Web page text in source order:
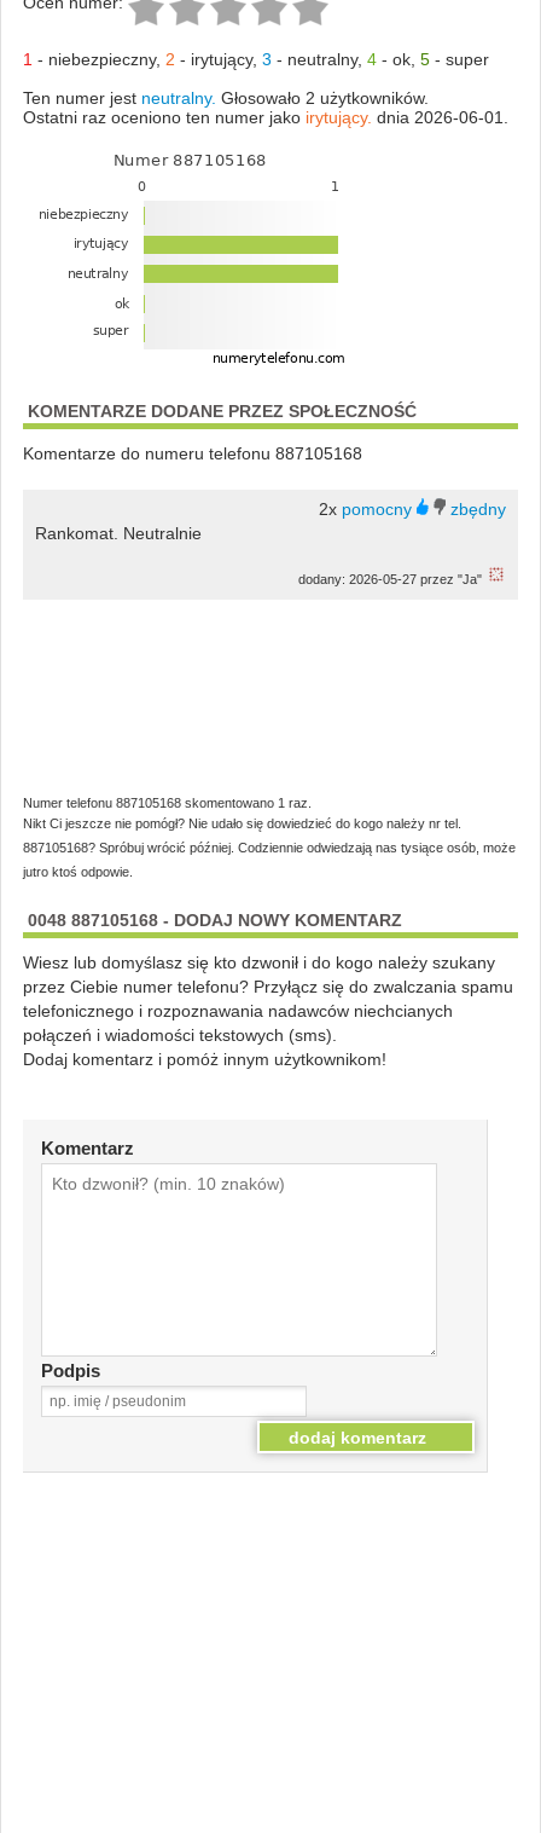
1 - niebezpieczny, 2 - irytujący, 3 - neutralny, 4- ok, 5- super
Ten numer jest neutralny. Głosowało 2 użytkowników.
Ostatni raz oceniono ten numer jako irytujący. dnia 2026-06-01.
KOMENTARZE DODANE PRZEZ SPOŁECZNOŚĆ
Komentarze do numeru telefonu 887105168
2x
Rankomat. Neutralnie
dodany: 2026-05-27 przez "Ja"
Numer telefonu 887105168 skomentowano 1 raz.
Nikt Ci jeszcze nie pomógł? Nie udało się dowiedzieć do kogo należy nr tel.
887105168? Spróbuj wrócić później. Codziennie odwiedzają nas tysiące osób, może
jutro ktoś odpowie.
0048 887105168 - DODAJ NOWY KOMENTARZ
Wiesz lub domyślasz się kto dzwonił i do kogo należy szukany
przez Ciebie numer telefonu? Przyłącz się do zwalczania spamu
telefonicznego i rozpoznawania nadawców niechcianych
połączeń i wiadomości tekstowych (sms).
Dodaj komentarz i pomóż innym użytkownikom!
Komentarz
Podpis